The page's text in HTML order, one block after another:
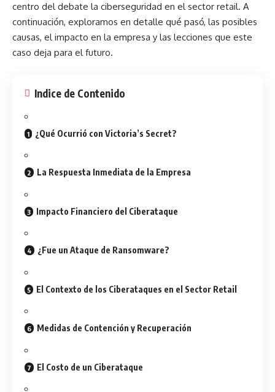
centro del debate la ciberseguridad en el sector retail. A
continuación, exploramos en detalle qué pasó, las posibles
causas, el impacto en la empresa y las lecciones que este
caso deja para el futuro.
Indice de Contenido
¿Qué Ocurrió con Victoria’s Secret?
La Respuesta Inmediata de la Empresa
Impacto Financiero del Ciberataque
¿Fue un Ataque de Ransomware?
El Contexto de los Ciberataques en el Sector Retail
Medidas de Contención y Recuperación
El Costo de un Ciberataque